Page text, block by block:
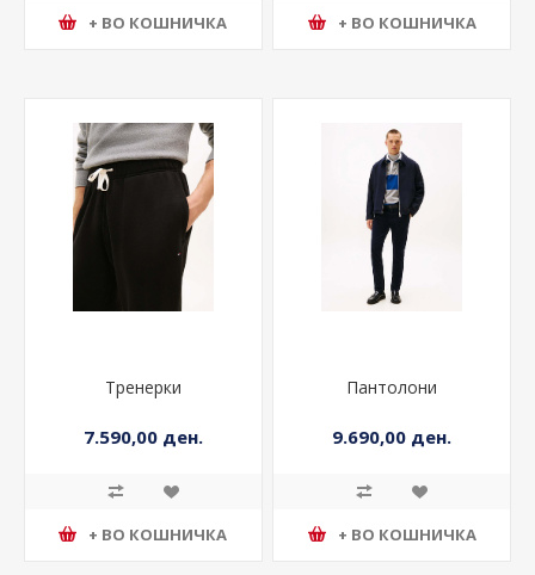
+ ВО КОШНИЧКА + ВО КОШНИЧКА
Тренерки
7.590,00 ден.
+ ВО КОШНИЧКА
Пантолони
9.690,00 ден.
+ ВО КОШНИЧКА